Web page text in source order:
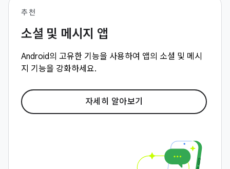
추천
소셜 및 메시지 앱
Android의 고유한 기능을 사용하여 앱의 소셜 및 메시
지 기능을 강화하세요.
자세히 알아보기